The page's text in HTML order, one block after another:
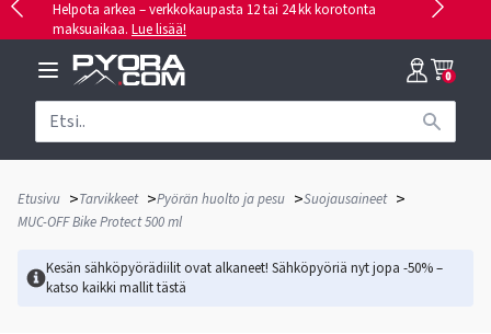
Helpota arkea – verkkokaupasta 12 tai 24 kk korotonta
maksuaikaa. Lue lisää!
0
Etusivu >Tarvikkeet >Pyörän huolto ja pesu >Suojausaineet >
MUC-OFF Bike Protect 500 ml
Kesän sähköpyörädiilit ovat alkaneet! Sähköpyöriä nyt jopa -50% –
katso kaikki mallittästä